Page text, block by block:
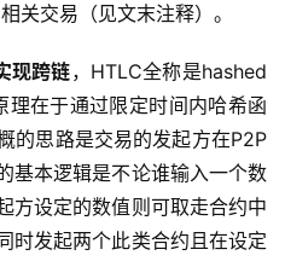
关交易（见文末注释）。
现跨链，HTLC全称是hashed
在于通过限定时间内哈希函
的思路是交易的发起方在P2P
基本逻辑是不论谁输入一个数
方设定的数值则可取走合约中
时发起两个此类合约且在设定